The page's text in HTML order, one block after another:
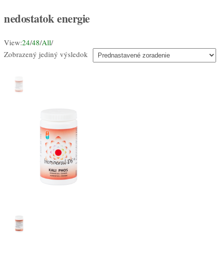
nedostatok energie
View:24/48/All/
Zobrazený jediný výsledok